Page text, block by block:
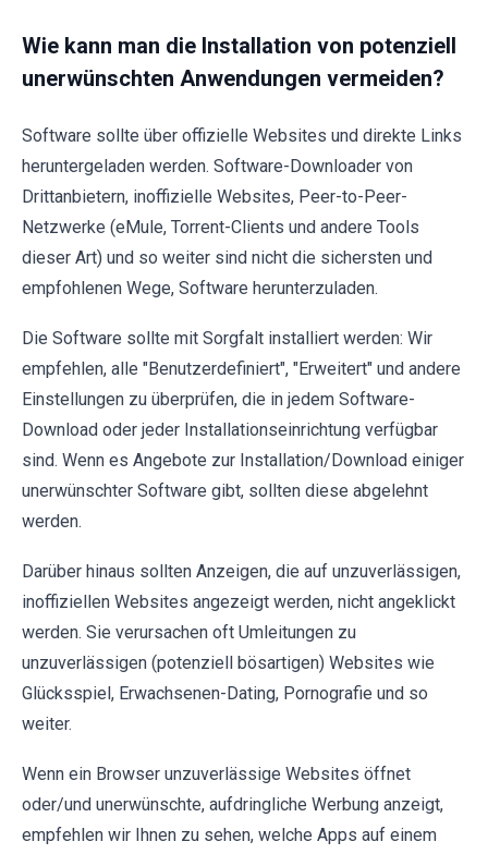
Wie kann man die Installation von potenziell
unerwünschten Anwendungen vermeiden?
Software sollte über offizielle Websites und direkte Links
heruntergeladen werden. Software-Downloader von
Drittanbietern, inoffizielle Websites, Peer-to-Peer-
Netzwerke (eMule, Torrent-Clients und andere Tools
dieser Art) und so weiter sind nicht die sichersten und
empfohlenen Wege, Software herunterzuladen.
Die Software sollte mit Sorgfalt installiert werden: Wir
empfehlen, alle "Benutzerdefiniert", "Erweitert" und andere
Einstellungen zu überprüfen, die in jedem Software-
Download oder jeder Installationseinrichtung verfügbar
sind. Wenn es Angebote zur Installation/Download einiger
unerwünschter Software gibt, sollten diese abgelehnt
werden.
Darüber hinaus sollten Anzeigen, die auf unzuverlässigen,
inoffiziellen Websites angezeigt werden, nicht angeklickt
werden. Sie verursachen oft Umleitungen zu
unzuverlässigen (potenziell bösartigen) Websites wie
Glücksspiel, Erwachsenen-Dating, Pornografie und so
weiter.
Wenn ein Browser unzuverlässige Websites öffnet
oder/und unerwünschte, aufdringliche Werbung anzeigt,
empfehlen wir Ihnen zu sehen, welche Apps auf einem